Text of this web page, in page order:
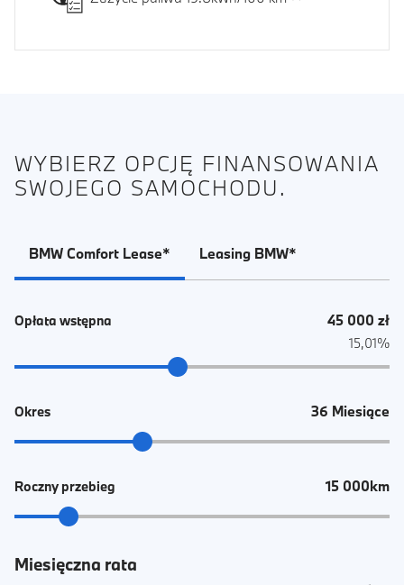
WYBIERZ OPCJĘ FINANSOWANIA
SWOJEGO SAMOCHODU.
BMW Comfort Lease* Leasing BMW*
Opłata wstępna 45 000 zł
15,01%
Okres 36 Miesiące
Roczny przebieg 15 000km
Miesięczna rata